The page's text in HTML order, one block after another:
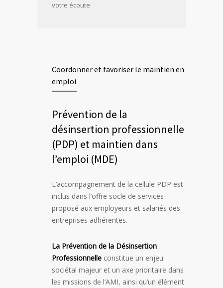
votre écoute
Coordonner et favoriser le maintien en
emploi
Prévention de la
désinsertion professionnelle
(PDP) et maintien dans
l’emploi (MDE)
L’accompagnement de la cellule PDP est
inclus dans l’offre socle de services
proposé aux employeurs et salariés des
entreprises adhérentes.
La Prévention de la Désinsertion
Professionnelle constitue un enjeu
sociétal majeur et un axe prioritaire dans
les missions de l’AMI, ainsi qu’un élément